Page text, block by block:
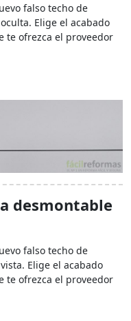
falso techo de
Elige el acabado
te ofrezca el proveedor
desmontable
falso techo de
Elige el acabado
te ofrezca el proveedor